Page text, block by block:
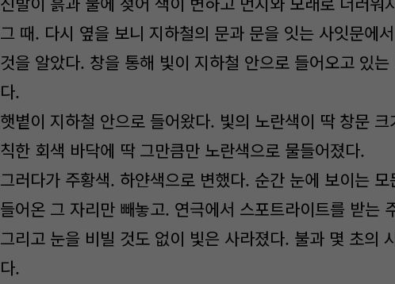
그 때. 다시 옆을 보니 지하철의 문과 문을 잇는 사잇문에
것을 알았다. 창을 통해 빛이 지하철 안으로 들어오고 있
다.
햇볕이 지하철 안으로 들어왔다. 빛의 노란색이 딱 창문
칙한 회색 바닥에 딱 그만큼만 노란색으로 물들어졌다.
그러다가 주황색. 하얀색으로 변했다. 순간 눈에 보이는
들어온 그 자리만 빼놓고. 연극에서 스포트라이트를 받는
그리고 눈을 비빌 것도 없이 빛은 사라졌다. 불과 몇 초의
다.